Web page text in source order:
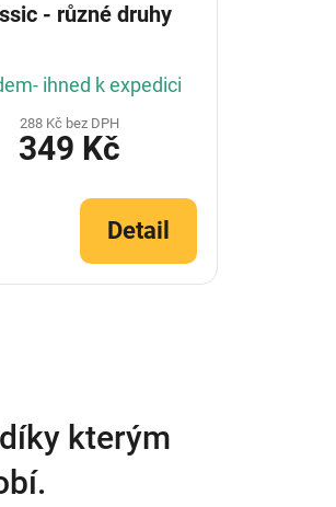
- různé druhy
ihned k expedici
288 Kč bez DPH
349 Kč
Detail
kterým